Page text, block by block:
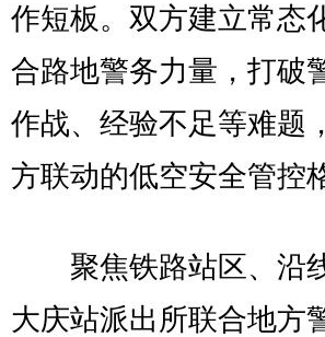
作短板。双方建立常态
合路地警务力量，打破
作战、经验不足等难题
方联动的低空安全管控
聚焦铁路站区、沿
大庆站派出所联合地方